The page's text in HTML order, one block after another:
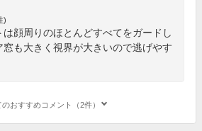
)
は顔周りのほとんどすべてをガードし
も大きく視界が大きいので逃げやす
のおすすめコメント（2件）